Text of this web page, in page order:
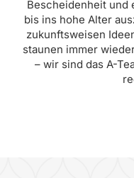
Bescheidenheit und
bis ins hohe Alter
zukunftsweisen
staunen immer
– wir sind das A-